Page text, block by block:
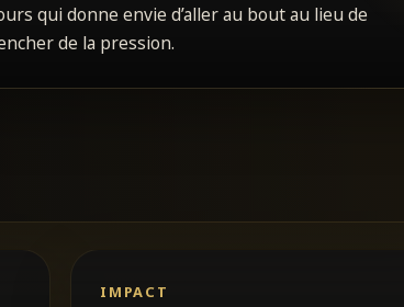
qui donne envie d’aller au bout au lieu de
de la pression.
IMPACT